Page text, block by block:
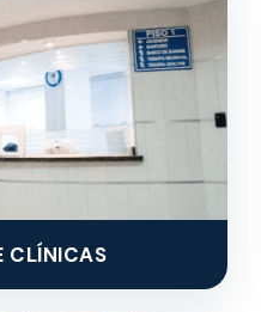
CLÍNICAS